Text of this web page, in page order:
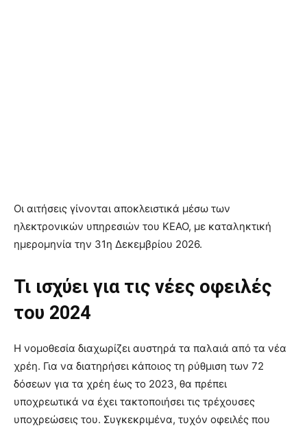
Οι αιτήσεις γίνονται αποκλειστικά μέσω των
ηλεκτρονικών υπηρεσιών του ΚΕΑΟ, με καταληκτική
ημερομηνία την 31η Δεκεμβρίου 2026.
Τι ισχύει για τις νέες οφειλές
του 2024
Η νομοθεσία διαχωρίζει αυστηρά τα παλαιά από τα νέα
χρέη. Για να διατηρήσει κάποιος τη ρύθμιση των 72
δόσεων για τα χρέη έως το 2023, θα πρέπει
υποχρεωτικά να έχει τακτοποιήσει τις τρέχουσες
υποχρεώσεις του. Συγκεκριμένα, τυχόν οφειλές που